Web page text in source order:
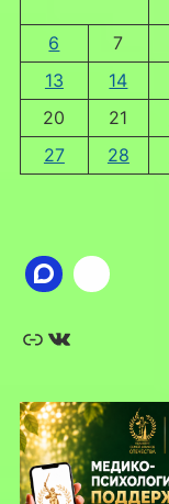
6
7
13
14
20
21
27
28
Ссылка